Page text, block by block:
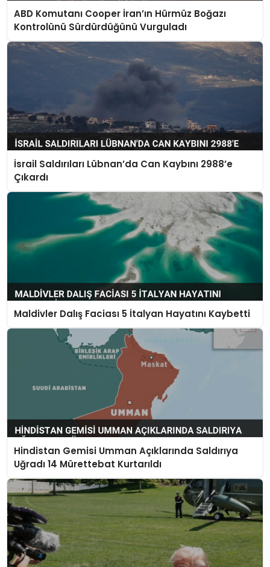
ABD Komutanı Cooper İran’ın Hürmüz Boğazı
Kontrolünü Sürdürdüğünü Vurguladı
İsrail Saldırıları Lübnan’da Can Kaybını 2988’e
Çıkardı
Maldivler Dalış Faciası 5 İtalyan Hayatını Kaybetti
Hindistan Gemisi Umman Açıklarında Saldırıya
Uğradı 14 Mürettebat Kurtarıldı